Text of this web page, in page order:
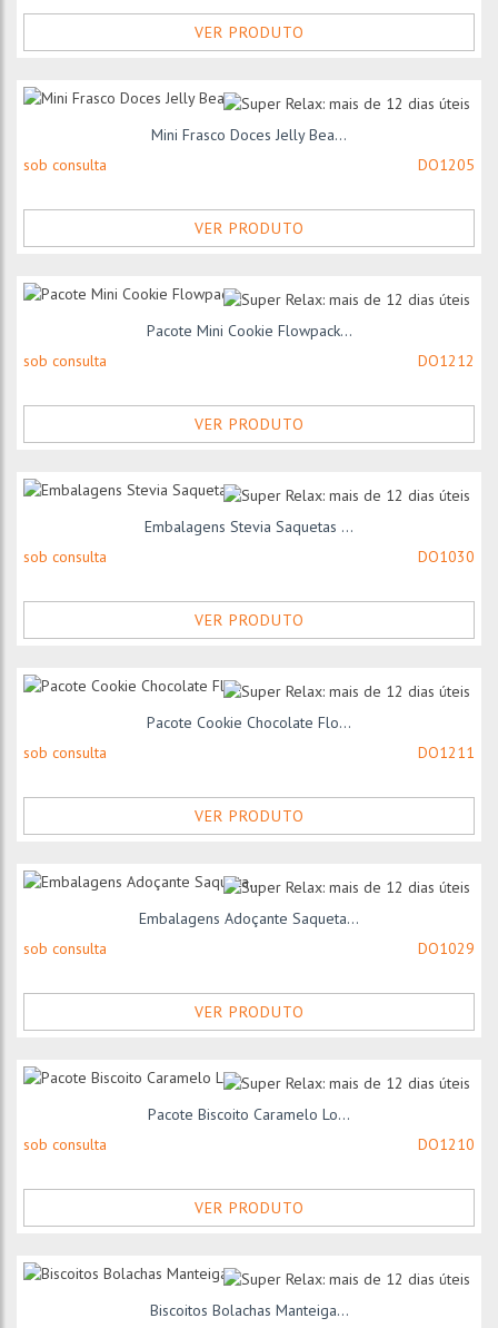
VER PRODUTO
Mini Frasco Doces Jelly Bea...
sob consulta
DO1205
VER PRODUTO
Pacote Mini Cookie Flowpack...
sob consulta
DO1212
VER PRODUTO
Embalagens Stevia Saquetas ...
sob consulta
DO1030
VER PRODUTO
Pacote Cookie Chocolate Flo...
sob consulta
DO1211
VER PRODUTO
Embalagens Adoçante Saqueta...
sob consulta
DO1029
VER PRODUTO
Pacote Biscoito Caramelo Lo...
sob consulta
DO1210
VER PRODUTO
Biscoitos Bolachas Manteiga...